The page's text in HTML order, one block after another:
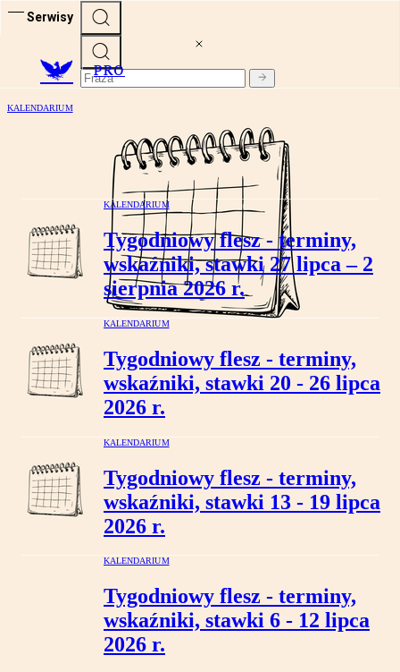
Serwisy
PRO
KALENDARIUM
Tygodniowy flesz - terminy, wskaźniki,
stawki 3 – 9 sierpnia 2026 r.
KALENDARIUM
Tygodniowy flesz - terminy,
wskaźniki, stawki 27 lipca – 2
sierpnia 2026 r.
KALENDARIUM
Tygodniowy flesz - terminy,
wskaźniki, stawki 20 - 26 lipca
2026 r.
KALENDARIUM
Tygodniowy flesz - terminy,
wskaźniki, stawki 13 - 19 lipca
2026 r.
KALENDARIUM
Tygodniowy flesz - terminy,
wskaźniki, stawki 6 - 12 lipca
2026 r.